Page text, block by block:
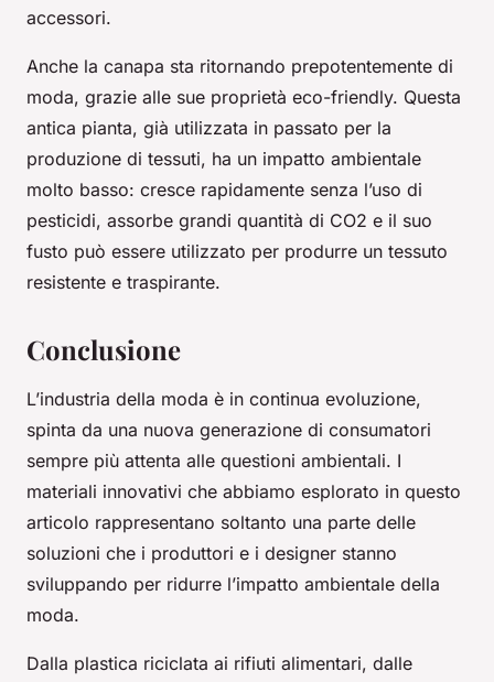
accessori.
Anche la canapa sta ritornando prepotentemente di
moda, grazie alle sue proprietà eco-friendly. Questa
antica pianta, già utilizzata in passato per la
produzione di tessuti, ha un impatto ambientale
molto basso: cresce rapidamente senza l’uso di
pesticidi, assorbe grandi quantità di CO2 e il suo
fusto può essere utilizzato per produrre un tessuto
resistente e traspirante.
Conclusione
L’industria della moda è in continua evoluzione,
spinta da una nuova generazione di consumatori
sempre più attenta alle questioni ambientali. I
materiali innovativi che abbiamo esplorato in questo
articolo rappresentano soltanto una parte delle
soluzioni che i produttori e i designer stanno
sviluppando per ridurre l’impatto ambientale della
moda.
Dalla plastica riciclata ai rifiuti alimentari, dalle